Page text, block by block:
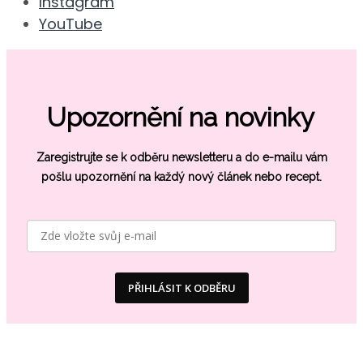
YouTube
Upozornění na novinky
Zaregistrujte se k odběru newsletteru a do e-mailu vám
pošlu upozornění na každý nový článek nebo recept.
PŘIHLÁSIT K ODBĚRU